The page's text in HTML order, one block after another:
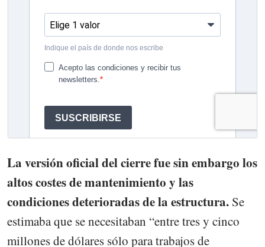
La versión oficial del cierre fue sin embargo los
altos costes de mantenimiento y las
condiciones deterioradas de la estructura. Se
estimaba que se necesitaban “entre tres y cinco
millones de dólares sólo para trabajos de